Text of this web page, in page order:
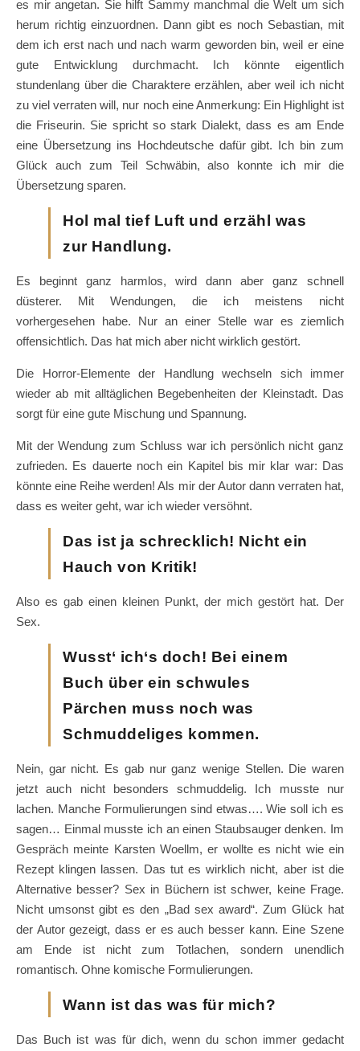
es mir angetan. Sie hilft Sammy manchmal die Welt um sich
herum richtig einzuordnen. Dann gibt es noch Sebastian, mit
dem ich erst nach und nach warm geworden bin, weil er eine
gute Entwicklung durchmacht. Ich könnte eigentlich
stundenlang über die Charaktere erzählen, aber weil ich nicht
zu viel verraten will, nur noch eine Anmerkung: Ein Highlight ist
die Friseurin. Sie spricht so stark Dialekt, dass es am Ende
eine Übersetzung ins Hochdeutsche dafür gibt. Ich bin zum
Glück auch zum Teil Schwäbin, also konnte ich mir die
Übersetzung sparen.
Hol mal tief Luft und erzähl was
zur Handlung.
Es beginnt ganz harmlos, wird dann aber ganz schnell
düsterer. Mit Wendungen, die ich meistens nicht
vorhergesehen habe. Nur an einer Stelle war es ziemlich
offensichtlich. Das hat mich aber nicht wirklich gestört.
Die Horror-Elemente der Handlung wechseln sich immer
wieder ab mit alltäglichen Begebenheiten der Kleinstadt. Das
sorgt für eine gute Mischung und Spannung.
Mit der Wendung zum Schluss war ich persönlich nicht ganz
zufrieden. Es dauerte noch ein Kapitel bis mir klar war: Das
könnte eine Reihe werden! Als mir der Autor dann verraten hat,
dass es weiter geht, war ich wieder versöhnt.
Das ist ja schrecklich! Nicht ein
Hauch von Kritik!
Also es gab einen kleinen Punkt, der mich gestört hat. Der
Sex.
Wusst‘ ich‘s doch! Bei einem
Buch über ein schwules
Pärchen muss noch was
Schmuddeliges kommen.
Nein, gar nicht. Es gab nur ganz wenige Stellen. Die waren
jetzt auch nicht besonders schmuddelig. Ich musste nur
lachen. Manche Formulierungen sind etwas…. Wie soll ich es
sagen… Einmal musste ich an einen Staubsauger denken. Im
Gespräch meinte Karsten Woellm, er wollte es nicht wie ein
Rezept klingen lassen. Das tut es wirklich nicht, aber ist die
Alternative besser? Sex in Büchern ist schwer, keine Frage.
Nicht umsonst gibt es den „Bad sex award“. Zum Glück hat
der Autor gezeigt, dass er es auch besser kann. Eine Szene
am Ende ist nicht zum Totlachen, sondern unendlich
romantisch. Ohne komische Formulierungen.
Wann ist das was für mich?
Das Buch ist was für dich, wenn du schon immer gedacht